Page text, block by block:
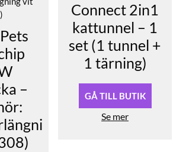
–
Connect 2in1
kattunnel – 1
set (1 tunnel +
1 tärning)
GÅ TILL BUTIK
Se mer